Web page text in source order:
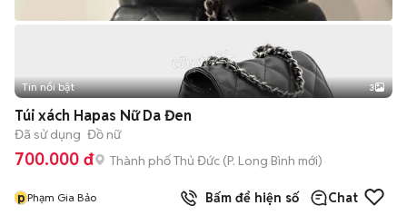
Tin nổi bật 3
Túi xách Hapas Nữ Da Đen
Đã sử dụng Đồ nữ
700.000 đ Thành phố Thủ Đức (P. Long Bình mới)
pPhạm Gia Bảo Bấm để hiện số Chat